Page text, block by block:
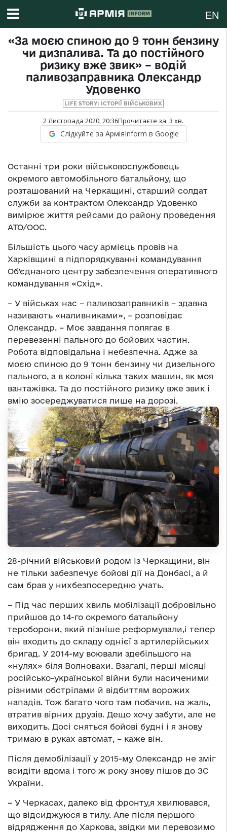
EN
«За моєю спиною до 9 тонн бензину
чи дизпалива. Та до постійного
ризику вже звик» – водій
паливозаправника Олександр
Удовенко
LIFE STORY: ІСТОРІЇ ВІЙСЬКОВИХ
2 Листопада 2020, 20:36Прочитаєте за: 3 хв.
Слідкуйте за АрміяInform в Google
Останні три роки військовослужбовець
окремого автомобільного батальйону, що
розташований на Черкащині, старший солдат
служби за контрактом Олександр Удовенко
вимірює життя рейсами до району проведення
АТО/ООС.
Більшість цього часу армієць провів на
Харківщині в підпорядкуванні командування
Об’єднаного центру забезпечення оперативного
командування «Схід».
– У військах нас – паливозаправників – здавна
називають «наливниками», – розповідає
Олександр. – Моє завдання полягає в
перевезенні пального до бойових частин.
Робота відповідальна і небезпечна. Адже за
моєю спиною до 9 тонн бензину чи дизельного
пального, а в колоні кілька таких машин, як моя
вантажівка. Та до постійного ризику вже звик і
вмію зосереджуватися лише на дорозі.
28-річний військовий родом із Черкащини, він
не тільки забезпечує бойові дії на Донбасі, а й
сам брав у нихбезпосередню учать.
– Під час перших хвиль мобілізації добровільно
прийшов до 14-го окремого батальйону
тероборони, який пізніше реформували,і тепер
він входить до складу однієї з артилерійських
бригад. У 2014-му воювали здебільшого на
«нулях» біля Волновахи. Взагалі, перші місяці
російсько-української війни були насиченими
різними обстрілами й відбиттям ворожих
нападів. Тож багато чого там побачив, на жаль,
втратив вірних друзів. Дещо хочу забути, але не
виходить. Досі сняться бойові будні і я знову
тримаю в руках автомат, – каже він.
Після демобілізації у 2015-му Олександр не зміг
всидіти вдома і того ж року знову пішов до ЗС
України.
– У Черкасах, далеко від фронту,я хвилювався,
що відсиджуюся в тилу. Але після першого
відрядження до Харкова, звідки ми перевозимо